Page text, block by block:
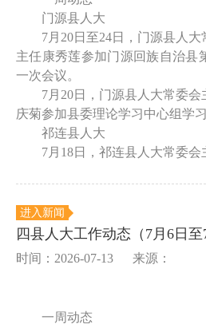
门源县人大
7月20日至24日，门源县人大
主任康秀莲参加门源回族自治县
一次会议。
7月20日，门源县人大常委会
庆菊参加县委理论学习中心组
祁连县人大
7月18日，祁连县人大常委会
进入新闻
四县人大工作动态（7月6日至
时间：2026-07-13 来源：
一周动态